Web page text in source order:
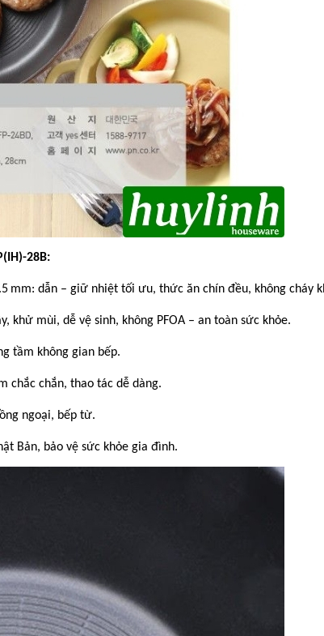
28B:
mm: dẫn – giữ nhiệt tối ưu, thức ăn chín đều, không cháy
khử mùi, dễ vệ sinh, không PFOA – an toàn sức khỏe.
tầm không gian bếp.
chắc chắn, thao tác dễ dàng.
ngoại, bếp từ.
Bản, bảo vệ sức khỏe gia đình.